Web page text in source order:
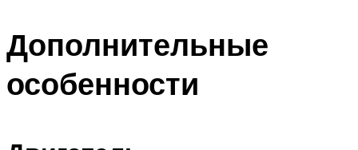
Дополнительные
особенности